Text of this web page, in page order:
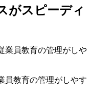
がスピーディ
員教育の管理がしやす